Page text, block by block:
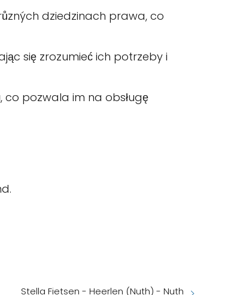
dziedzinach prawa, co
się zrozumieć ich potrzeby i
co pozwala im na obsługę
Stella Fietsen - Heerlen (Nuth) - Nuth